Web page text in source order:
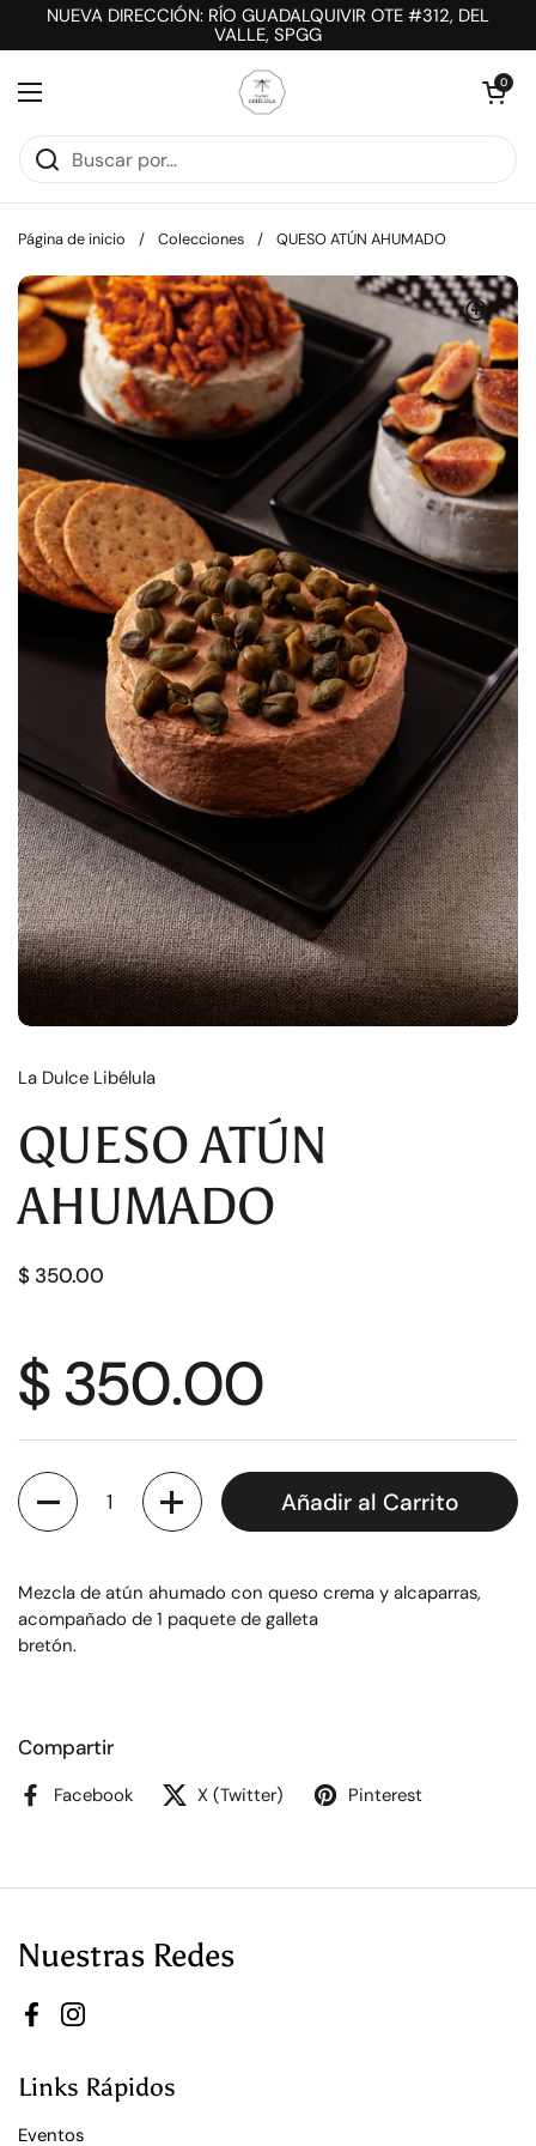
Ir al contenido
NUEVA DIRECCIÓN: RÍO GUADALQUIVIR OTE #312, DEL
VALLE, SPGG
Abrir menú
Abrir carrito
0
Página de inicio / Colecciones / QUESO ATÚN AHUMADO
La Dulce Libélula
QUESO ATÚN
AHUMADO
$ 350.00
$ 350.00
Cantidad
Añadir al Carrito
Mezcla de atún ahumado con queso crema y alcaparras,
acompañado de 1 paquete de galleta
bretón.
Compartir
Facebook X (Twitter) Pinterest
Nuestras Redes
FacebookInstagram
Links Rápidos
Eventos